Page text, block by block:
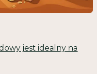
jest idealny na